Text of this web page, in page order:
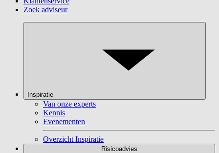
Zoek adviseur
Inspiratie
Van onze experts
Kennis
Evenementen
Overzicht Inspiratie
Risicoadvies